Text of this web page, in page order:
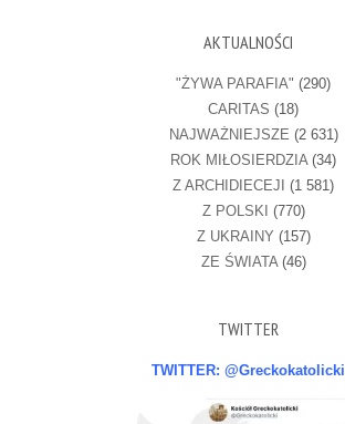
AKTUALNOŚCI
"ŻYWA PARAFIA" (290)
CARITAS (18)
NAJWAŻNIEJSZE (2 631)
ROK MIŁOSIERDZIA (34)
Z ARCHIDIECEJI (1 581)
Z POLSKI (770)
Z UKRAINY (157)
ZE ŚWIATA(46)
TWITTER
TWITTER: @Greckokatolicki